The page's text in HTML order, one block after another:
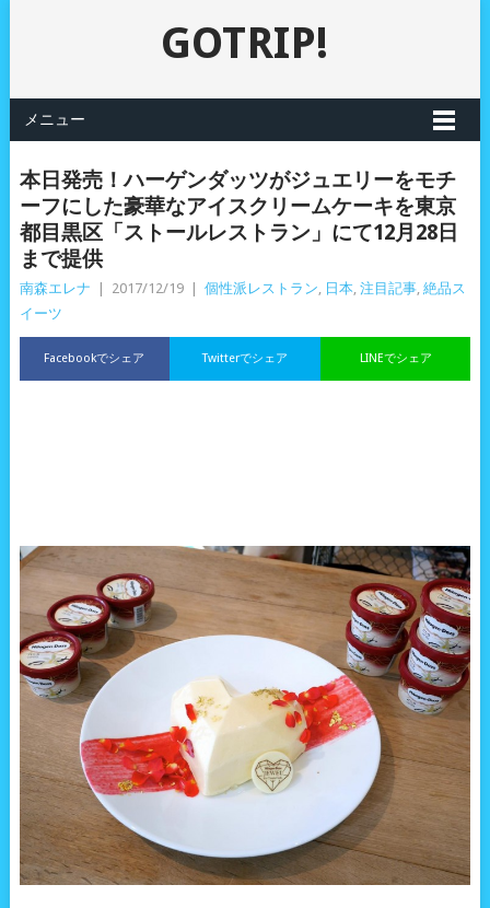
GOTRIP!
メニュー
本日発売！ハーゲンダッツがジュエリーをモチ
ーフにした豪華なアイスクリームケーキを東京
都目黒区「ストールレストラン」にて12月28日
まで提供
南森エレナ 2017/12/19 個性派レストラン, 日本, 注目記事, 絶品ス
イーツ
Facebookでシェア LINEでシェア
Twitterでシェア